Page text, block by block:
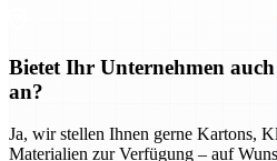
Bietet Ihr Unternehmen
an?
Ja, wir stellen Ihnen gerne Kartons,
Materialien zur Verfügung – auf